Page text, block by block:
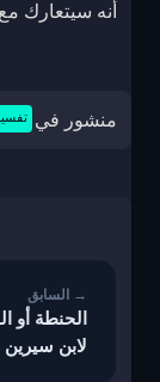
أنه سيتعارك
منشور في
الحنطة أو
لابن سيرين